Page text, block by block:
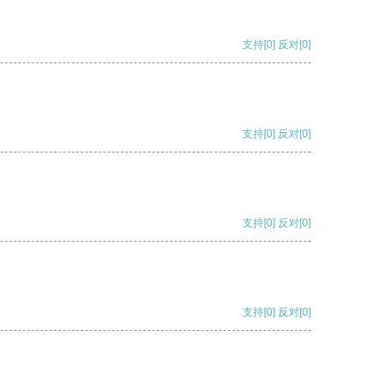
支持[0] 反对[0]
支持[0] 反对[0]
支持[0] 反对[0]
支持[0] 反对[0]